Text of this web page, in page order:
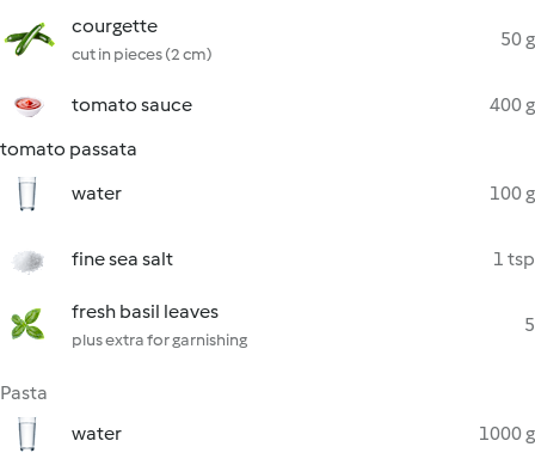
courgette
cut in pieces (2 cm)
50 g
tomato sauce
400 g
tomato passata
water
100 g
fine sea salt 1 tsp
fresh basil leaves
plus extra for garnishing
5
Pasta
water
1000 g